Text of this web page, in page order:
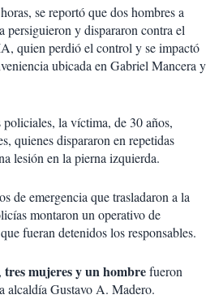
se reportó que dos hombres a
persiguieron y dispararon contra el
quien perdió el control y se impactó
ubicada en Gabriel Mancera y
la víctima, de 30 años,
quienes dispararon en repetidas
lesión en la pierna izquierda.
de emergencia que trasladaron a la
montaron un operativo de
fueran detenidos los responsables.
tres mujeres y un hombrefueron
alcaldía Gustavo A. Madero.